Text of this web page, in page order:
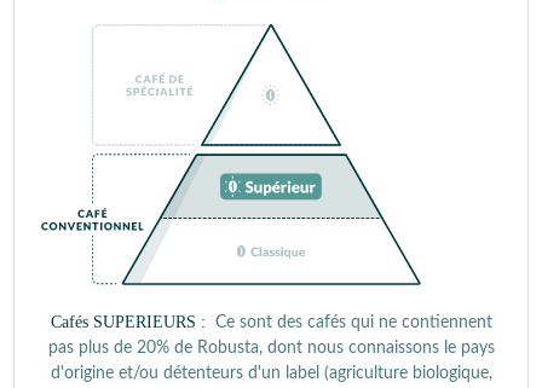
Cafés SUPERIEURS :
Ce sont des cafés qui ne contiennent
pas plus de 20% de Robusta, dont nous connaissons le pays
d'origine et/ou détenteurs d'un label (agriculture biologique,